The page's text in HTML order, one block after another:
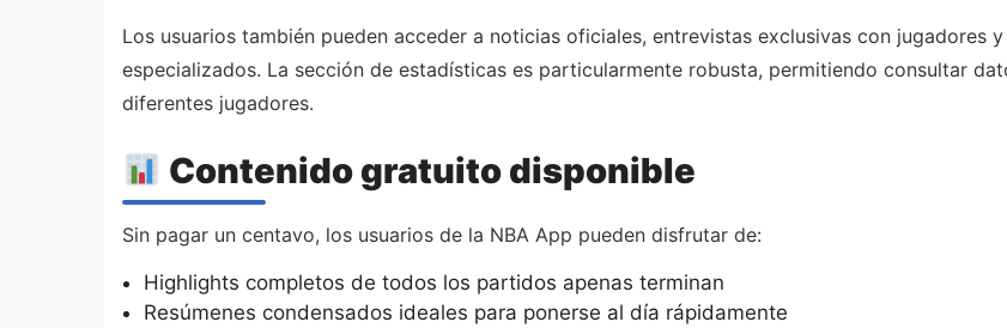
Los usuarios también pueden acceder a noticias oficiales, entrevistas exclusivas con jugadores
especializados. La sección de estadísticas es particularmente robusta, permitiendo consultar
diferentes jugadores.
Contenido gratuito disponible
Sin pagar un centavo, los usuarios de la NBA App pueden disfrutar de:
Highlights completos de todos los partidos apenas terminan
Resúmenes condensados ideales para ponerse al día rápidamente